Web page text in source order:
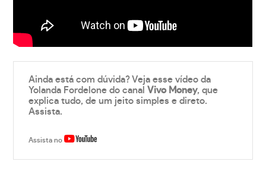
Ainda está com dúvida? Veja esse vídeo da
Yolanda Fordelone do canalVivo Money, que
explica tudo, de um jeito simples e direto.
Assista.
Assista no